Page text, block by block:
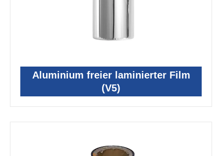
Aluminium freier laminierter Film
(V5)